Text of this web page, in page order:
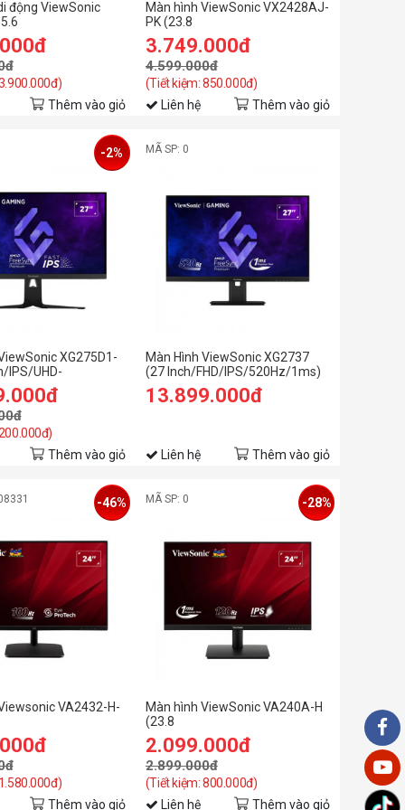
động ViewSonic
60Hz/7ms/USB-
Thêm vào giỏ
Màn hình ViewSonic VX2428AJ-
PK (23.8
inch/FHD/IPS/240Hz/0.5ms/loa)
3.749.000đ
4.599.000đ
(Tiết kiệm: 850.000đ)
Liên hệ Thêm vào giỏ
XG275D1-
IPS/UHD-
320Hz/0.5ms)
-2%
Thêm vào giỏ
MÃ SP: 0
Màn Hình ViewSonic XG2737
(27 Inch/FHD/IPS/520Hz/1ms)
13.899.000đ
Liên hệ Thêm vào giỏ
VA2432-H-
100Hz/1ms)
-46%
Thêm vào giỏ
MÃ SP: 0
Màn hình ViewSonic VA240A-H
(23.8
inch/FHD/IPS/120Hz/1ms)
2.099.000đ
2.899.000đ
(Tiết kiệm: 800.000đ)
-28%
Liên hệ Thêm vào giỏ